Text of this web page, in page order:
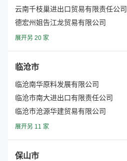
云南千枝巢进出口贸易有限责任公司
德宏州姐告江龙贸易有限公司
展开另 20 家
临沧市
临沧南华原料发展有限公司
临沧市南大进出口有限责任公司
临沧市沧源华建贸易有限公司
展开另 11 家
保山市